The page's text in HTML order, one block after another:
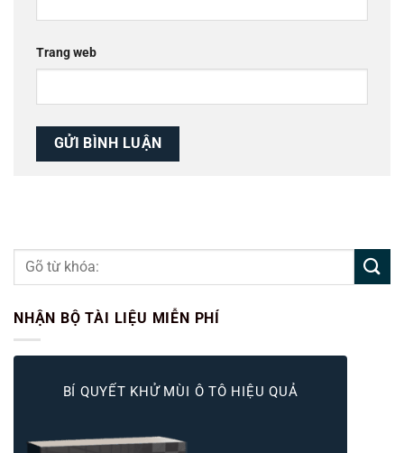
Trang web
NHẬN BỘ TÀI LIỆU MIỄN PHÍ
BÍ QUYẾT KHỬ MÙI Ô TÔ HIỆU QUẢ